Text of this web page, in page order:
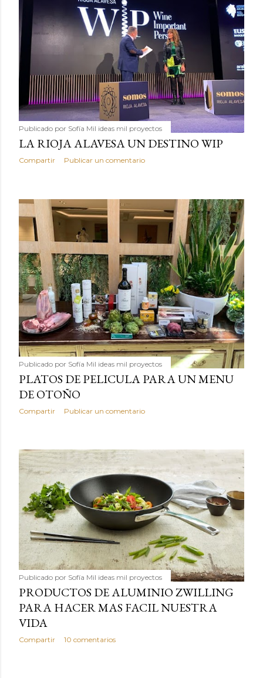
Publicado por Sofía Mil ideas mil proyectos
LA RIOJA ALAVESA UN DESTINO WIP
Compartir Publicar un comentario
Publicado por Sofía Mil ideas mil proyectos
PLATOS DE PELICULA PARA UN MENU
DE OTOÑO
Compartir Publicar un comentario
Publicado por Sofía Mil ideas mil proyectos
PRODUCTOS DE ALUMINIO ZWILLING
PARA HACER MAS FACIL NUESTRA
VIDA
Compartir 10 comentarios